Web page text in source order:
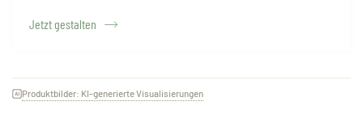
Jetzt gestalten
Produktbilder: KI-generierte Visualisierungen